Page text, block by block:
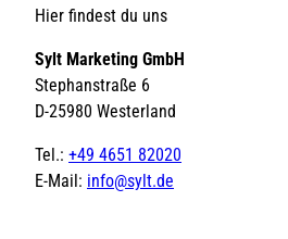
Hier findest du uns
Sylt Marketing GmbH
Stephanstraße 6
D-25980 Westerland
Tel.: +49 4651 82020
E-Mail: info@sylt.de